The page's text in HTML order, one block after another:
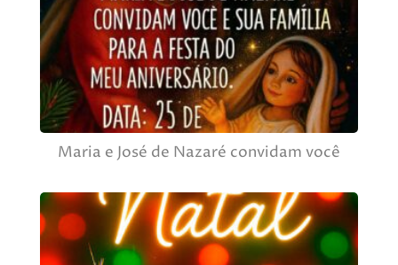
Maria e José de Nazaré convidam você